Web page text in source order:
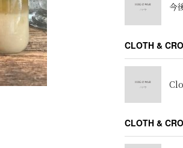
今
CLOTH &
CLOTH &